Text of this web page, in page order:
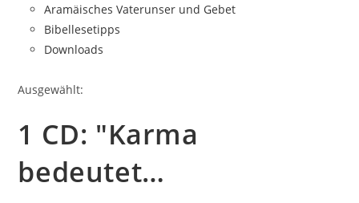
Aramäisches Vaterunser und Gebet
Bibellesetipps
Downloads
Ausgewählt:
1 CD: "Karma
bedeutet…